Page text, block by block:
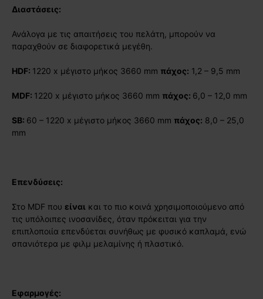
Διαστάσεις:
Ανάλογα με τις απαιτήσεις του πελάτη, μπορούν να
παραχθούν σε διαφορετικά μεγέθη.
HDF: 1220 x μέγιστο μήκος 3660 mm πάχος: 1,2 – 9,5 mm
MDF: 1220 x μέγιστο μήκος 3660 mm πάχος: 6,0 – 12,0 mm
SB: 60 – 1220 x μέγιστο μήκος 3660 mm πάχος: 8,0 – 25,0
mm
Επενδύσεις:
Στο MDF που είναι και το πιο κοινά χρησιμοποιούμενο από
τις υπόλοιπες ινοσανίδες, όταν πρόκειται για την
επιπλοποιία επενδύεται συνήθως με φυσικό καπλαμά, ενώ
σπανιότερα με φιλμ μελαμίνης ή πλαστικό.
Εφαρμογές: